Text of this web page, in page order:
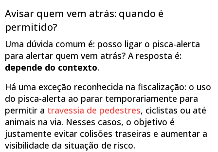
Avisar quem vem atrás: quando é
permitido?
Uma dúvida comum é: posso ligar o pisca-alerta
para alertar quem vem atrás? A resposta é:
depende do contexto.
Há uma exceção reconhecida na fiscalização: o uso
do pisca-alerta ao parar temporariamente para
permitir a travessia de pedestres, ciclistas ou até
animais na via. Nesses casos, o objetivo é
justamente evitar colisões traseiras e aumentar a
visibilidade da situação de risco.